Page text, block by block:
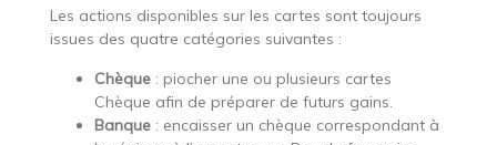
Les actions disponibles sur les cartes sont toujours
issues des quatre catégories suivantes :
Chèque: piocher une ou plusieurs cartes
Chèque afin de préparer de futurs gains.
Banque: encaisser un chèque correspondant à